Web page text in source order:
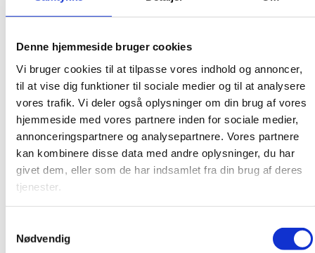
Denne hjemmeside bruger cookies
Vi bruger cookies til at tilpasse vores indhold og annoncer,
til at vise dig funktioner til sociale medier og til at analysere
vores trafik. Vi deler også oplysninger om din brug af vores
hjemmeside med vores partnere inden for sociale medier,
annonceringspartnere og analysepartnere. Vores partnere
kan kombinere disse data med andre oplysninger, du har
givet dem, eller som de har indsamlet fra din brug af deres
tjenester.
Nødvendig
oktober 2015
september 2015
august 2015
juni 2015
april 2015
februar 2015
december 2014
maj 2014